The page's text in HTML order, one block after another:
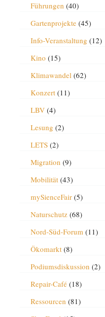
Führungen (40)
Gartenprojekte(45)
Info-Veranstaltung (12)
Kino (15)
Klimawandel(62)
Konzert(11)
LBV(4)
Lesung (2)
LETS(2)
Migration (9)
Mobilität(43)
mySienceFair(5)
Naturschutz(68)
Nord-Süd-Forum(11)
Ökomarkt(8)
Podiumsdiskussion (2)
Repair-Café(18)
Ressourcen (81)